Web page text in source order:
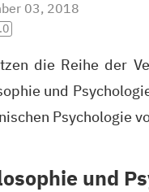
03, 2018
die Reihe der
und
Psychologie
und